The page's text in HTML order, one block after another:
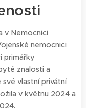
v Nemocnici
nemocnici
primářky
znalosti a
vlastní privátní
v květnu 2024 a